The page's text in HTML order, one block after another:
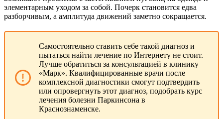
элементарным уходом за собой. Почерк становится едва
разборчивым, а амплитуда движений заметно сокращается.
Самостоятельно ставить себе такой диагноз и
пытаться найти лечение по Интернету не стоит.
Лучше обратиться за консультацией в клинику
«Марк». Квалифицированные врачи после
комплексной диагностики смогут подтвердить
или опровергнуть этот диагноз, подобрать курс
лечения болезни Паркинсона в
Краснознаменске.